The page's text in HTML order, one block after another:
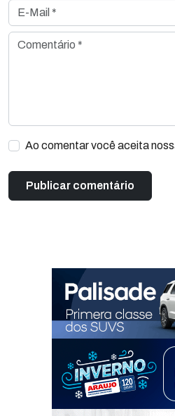
E-Mail *
Comentário *
Ao comentar você aceita